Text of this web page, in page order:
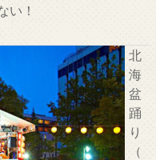
い！
北
海
盆
踊
り
（